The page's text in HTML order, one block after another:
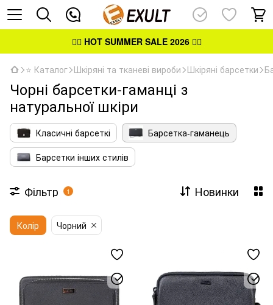
👉🏻 HOT SUMMER SALE 2026👈🏻
⭐ Каталог Шкіряні та тканеві вироби Шкіряні барсетки
Чорні барсетки-гаманці з
натуральної шкіри
Класичні барсеткі
Барсетка-гаманець
Барсетки інших стилів
Фільтр 1 Новинки
Колір Чорний